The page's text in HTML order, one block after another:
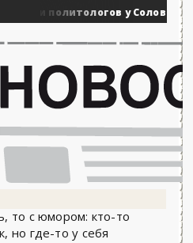
политологов у Соловьёва
то с юмором: кто-то
но где-то у себя